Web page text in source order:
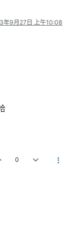
年9月27日 上午10:08
0